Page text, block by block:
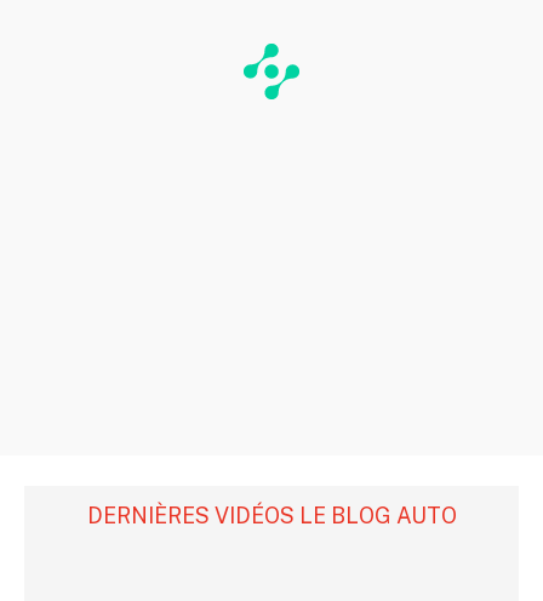
DERNIÈRES VIDÉOS LE BLOG AUTO